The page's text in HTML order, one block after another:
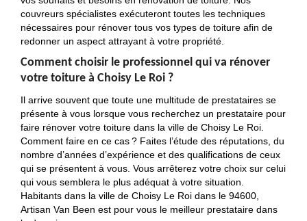
couvreurs spécialistes exécuteront toutes les techniques
nécessaires pour rénover tous vos types de toiture afin de
redonner un aspect attrayant à votre propriété.
Comment choisir le professionnel qui va rénover
votre toiture à Choisy Le Roi ?
Il arrive souvent que toute une multitude de prestataires se
présente à vous lorsque vous recherchez un prestataire pour
faire rénover votre toiture dans la ville de Choisy Le Roi.
Comment faire en ce cas ? Faites l’étude des réputations, du
nombre d’années d’expérience et des qualifications de ceux
qui se présentent à vous. Vous arrêterez votre choix sur celui
qui vous semblera le plus adéquat à votre situation.
Habitants dans la ville de Choisy Le Roi dans le 94600,
Artisan Van Been est pour vous le meilleur prestataire dans